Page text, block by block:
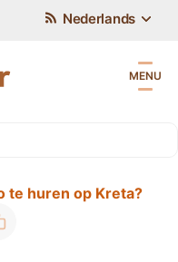
te huren op Kreta?
Nederlands
MENU